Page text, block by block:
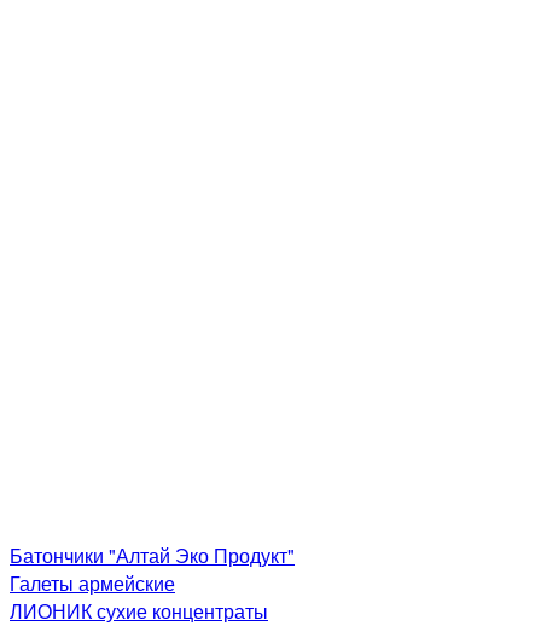
Батончики "Алтай Эко Продукт"
Галеты армейские
ЛИОНИК сухие концентраты